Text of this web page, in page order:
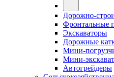
Дорожно-
Фронтальные
Экскаваторы
Дорожные
Мини-
Мини-
Автогрейдеры